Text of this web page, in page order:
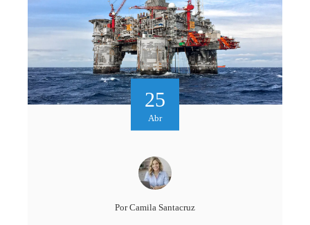
25
Abr
PorCamila Santacruz